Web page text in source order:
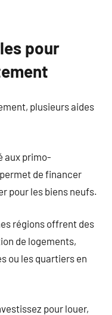
pour
plusieurs aides
aux primo-
de financer
pour les biens neufs.
régions offrent des
de logements,
ou les quartiers en
pour louer,